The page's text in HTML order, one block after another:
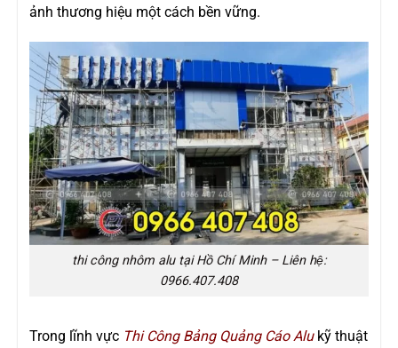
ảnh thương hiệu một cách bền vững.
thi công nhôm alu tại Hồ Chí Minh – Liên hệ:
0966.407.408
Trong lĩnh vực Thi Công Bảng Quảng Cáo Alu kỹ thuật